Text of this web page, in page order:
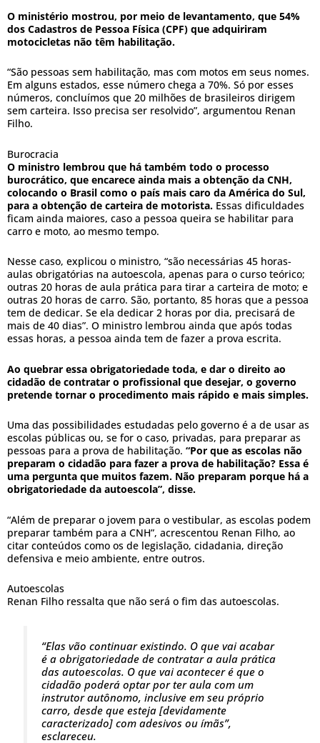
O ministério mostrou, por meio de levantamento, que 54%
dos Cadastros de Pessoa Física (CPF) que adquiriram
motocicletas não têm habilitação.
“São pessoas sem habilitação, mas com motos em seus nomes.
Em alguns estados, esse número chega a 70%. Só por esses
números, concluímos que 20 milhões de brasileiros dirigem
sem carteira. Isso precisa ser resolvido”, argumentou Renan
Filho.
Burocracia
O ministro lembrou que há também todo o processo
burocrático, que encarece ainda mais a obtenção da CNH,
colocando o Brasil como o país mais caro da América do Sul,
para a obtenção de carteira de motorista. Essas dificuldades
ficam ainda maiores, caso a pessoa queira se habilitar para
carro e moto, ao mesmo tempo.
Nesse caso, explicou o ministro, “são necessárias 45 horas-
aulas obrigatórias na autoescola, apenas para o curso teórico;
outras 20 horas de aula prática para tirar a carteira de moto; e
outras 20 horas de carro. São, portanto, 85 horas que a pessoa
tem de dedicar. Se ela dedicar 2 horas por dia, precisará de
mais de 40 dias”. O ministro lembrou ainda que após todas
essas horas, a pessoa ainda tem de fazer a prova escrita.
Ao quebrar essa obrigatoriedade toda, e dar o direito ao
cidadão de contratar o profissional que desejar, o governo
pretende tornar o procedimento mais rápido e mais simples.
Uma das possibilidades estudadas pelo governo é a de usar as
escolas públicas ou, se for o caso, privadas, para preparar as
pessoas para a prova de habilitação. “Por que as escolas não
preparam o cidadão para fazer a prova de habilitação? Essa é
uma pergunta que muitos fazem. Não preparam porque há a
obrigatoriedade da autoescola”, disse.
“Além de preparar o jovem para o vestibular, as escolas podem
preparar também para a CNH”, acrescentou Renan Filho, ao
citar conteúdos como os de legislação, cidadania, direção
defensiva e meio ambiente, entre outros.
Autoescolas
Renan Filho ressalta que não será o fim das autoescolas.
“Elas vão continuar existindo. O que vai acabar
é a obrigatoriedade de contratar a aula prática
das autoescolas. O que vai acontecer é que o
cidadão poderá optar por ter aula com um
instrutor autônomo, inclusive em seu próprio
carro, desde que esteja [devidamente
caracterizado] com adesivos ou ímãs”,
esclareceu.